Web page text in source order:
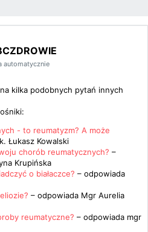
automatycznie
kilka podobnych pytań innych
- to reumatyzm? A może
Łukasz Kowalski
chorób reumatycznych? –
Krupińska
o białaczce? – odpowiada
– odpowiada Mgr Aurelia
reumatyczne? – odpowiada mgr